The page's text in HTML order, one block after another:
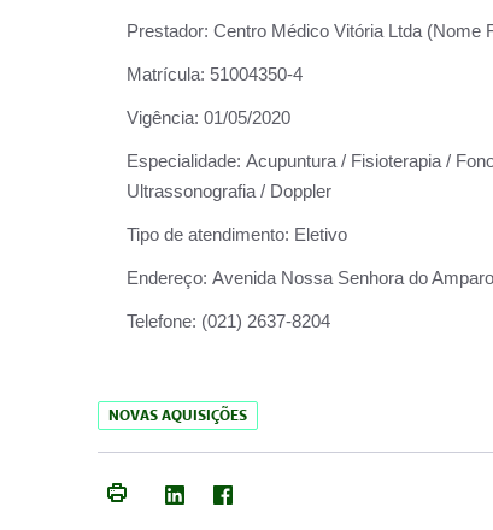
Prestador: Centro Médico Vitória Ltda (Nome
Matrícula: 51004350-4
Vigência: 01/05/2020
Especialidade: Acupuntura / Fisioterapia /
Ultrassonografia / Doppler
Tipo de atendimento: Eletivo
Endereço: Avenida Nossa Senhora do
Telefone: (021) 2637-8204
NOVAS AQUISIÇÕES